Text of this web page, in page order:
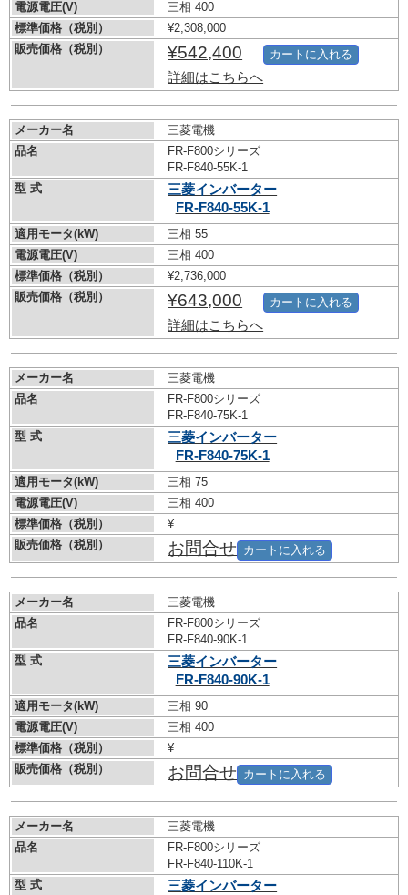
電源電圧(V)
三相 400
標準価格（税別）
¥2,308,000
販売価格（税別）
¥542,400
詳細はこちらへ
カートに入れる
メーカー名
三菱電機
品名
FR-F800シリーズ
FR-F840-55K-1
型 式
三菱インバーター
FR-F840-55K-1
適用モータ(kW)
三相 55
電源電圧(V)
三相 400
標準価格（税別）
¥2,736,000
販売価格（税別）
¥643,000
詳細はこちらへ
カートに入れる
メーカー名
三菱電機
品名
FR-F800シリーズ
FR-F840-75K-1
型 式
三菱インバーター
FR-F840-75K-1
適用モータ(kW)
三相 75
電源電圧(V)
三相 400
標準価格（税別）
¥
販売価格（税別）
お問合せ カートに入れる
メーカー名
三菱電機
品名
FR-F800シリーズ
FR-F840-90K-1
型 式
三菱インバーター
FR-F840-90K-1
適用モータ(kW)
三相 90
電源電圧(V)
三相 400
標準価格（税別）
¥
販売価格（税別）
お問合せ カートに入れる
メーカー名
三菱電機
品名
FR-F800シリーズ
FR-F840-110K-1
型 式
三菱インバーター